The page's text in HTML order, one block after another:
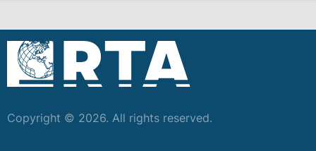
Copyright © 2026. All rights reserved.